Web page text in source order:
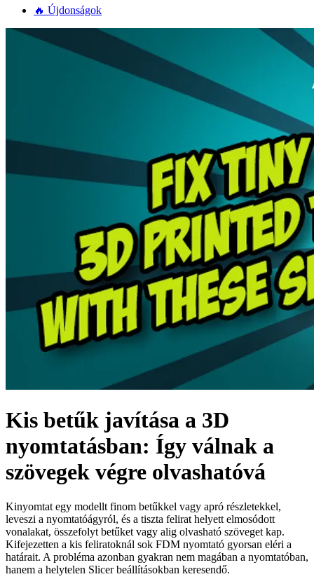
🔥 Újdonságok
Kis betűk javítása a 3D
nyomtatásban: Így válnak a
szövegek végre olvashatóvá
Kinyomtat egy modellt finom betűkkel vagy apró részletekkel,
leveszi a nyomtatóágyról, és a tiszta felirat helyett elmosódott
vonalakat, összefolyt betűket vagy alig olvasható szöveget kap.
Kifejezetten a kis feliratoknál sok FDM nyomtató gyorsan eléri a
határait. A probléma azonban gyakran nem magában a nyomtatóban,
hanem a helytelen Slicer beállításokban keresendő.